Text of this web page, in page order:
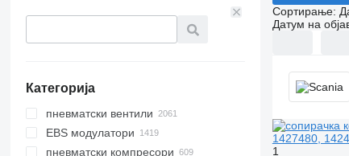
Категорија
пневматски вентили
EBS модулатори
пневматски компресори
Сортирање:
Датум на
1